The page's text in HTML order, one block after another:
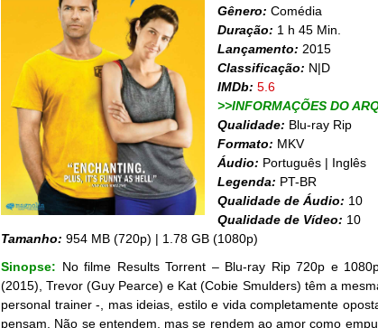
Gênero: Comédia
Duração: 1 h 45 Min.
Lançamento: 2015
Classificação: N|D
IMDb: 5.6
>>INFORMAÇÕES DO
Qualidade: Blu-ray Rip
Formato: MKV
Áudio: Português | Inglês
Legenda: PT-BR
Qualidade de Áudio: 10
Qualidade de Vídeo: 10
Tamanho: 954 MB (720p) | 1.78 GB (1080p)
Sinopse: No filme Results Torrent – Blu-ray Rip 720p e
(2015), Trevor (Guy Pearce) e Kat (Cobie Smulders) têm a
personal trainer -, mas ideias, estilo e vida completamente
pensam. Não se entendem, mas se rendem ao amor como